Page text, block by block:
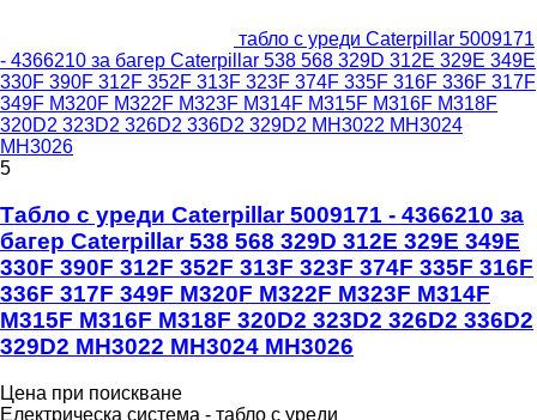
табло с уреди Caterpillar 5009171
- 4366210 за багер Caterpillar 538 568 329D 312E 329E 349E
330F 390F 312F 352F 313F 323F 374F 335F 316F 336F 317F
349F M320F M322F M323F M314F M315F M316F M318F
320D2 323D2 326D2 336D2 329D2 MH3022 MH3024
MH3026
5
Табло с уреди Caterpillar 5009171 - 4366210 за
багер Caterpillar 538 568 329D 312E 329E 349E
330F 390F 312F 352F 313F 323F 374F 335F 316F
336F 317F 349F M320F M322F M323F M314F
M315F M316F M318F 320D2 323D2 326D2 336D2
329D2 MH3022 MH3024 MH3026
Цена при поискване
Електрическа система - табло с уреди